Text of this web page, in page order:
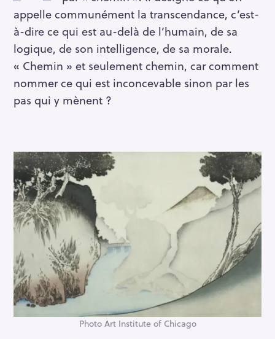
appelle communément la transcendance, c’est-
à-dire ce qui est au-delà de l’humain, de sa
logique, de son intelligence, de sa morale.
« Chemin » et seulement chemin, car comment
nommer ce qui est inconcevable sinon par les
pas qui y mènent ?
Photo Art Institute of Chicago